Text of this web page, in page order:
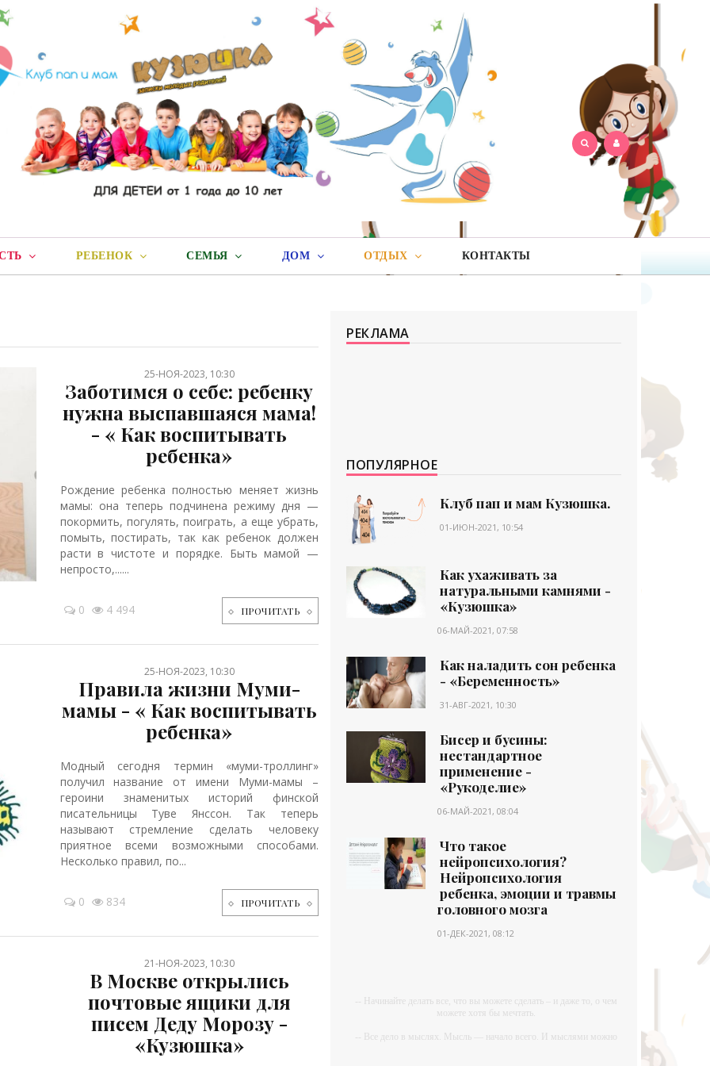
РЕБЕНОК СЕМЬЯ ДОМ ОТДЫХ КОНТАКТЫ
25-НОЯ-2023, 10:30
Заботимся о себе: ребенку
нужна выспавшаяся мама!
- « Как воспитывать
ребенка»
Рождение ребенка полностью меняет жизнь
мамы: она теперь подчинена режиму дня —
покормить, погулять, поиграть, а еще убрать,
помыть, постирать, так как ребенок должен
расти в чистоте и порядке. Быть мамой —
непросто,......
0 4 494 ПРОЧИТАТЬ
25-НОЯ-2023, 10:30
Правила жизни Муми-
мамы - « Как воспитывать
ребенка»
Модный сегодня термин «муми-троллинг»
получил название от имени Муми-мамы –
героини знаменитых историй финской
писательницы Туве Янссон. Так теперь
называют стремление сделать человеку
приятное всеми возможными способами.
Несколько правил, по...
0 834 ПРОЧИТАТЬ
21-НОЯ-2023, 10:30
В Москве открылись
почтовые ящики для
писем Деду Морозу -
«Кузюшка»
РЕКЛАМА
ПОПУЛЯРНОЕ
Клуб пап и мам Кузюшка.
01-ИЮН-2021, 10:54
Как ухаживать за
натуральными камнями -
«Кузюшка»
06-МАЙ-2021, 07:58
Как наладить сон ребенка
- «Беременность»
31-АВГ-2021, 10:30
Бисер и бусины:
нестандартное
применение -
«Рукоделие»
06-МАЙ-2021, 08:04
Что такое
нейропсихология?
Нейропсихология
ребенка, эмоции и травмы
головного мозга
01-ДЕК-2021, 08:12
-- Начинайте делать все, что вы можете сделать – и даже то, о чем
можете хотя бы мечтать.
-- Все дело в мыслях. Мысль — начало всего. И мыслями можно